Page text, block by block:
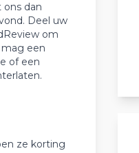
ons dan
Deel uw
om
een
of een
ze korting